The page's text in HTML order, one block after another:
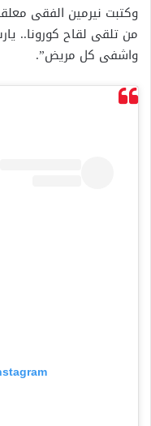
وكتبت نيرمين الفقى
من تلقى لقاح كورونا..
واشفى كل مريض”.